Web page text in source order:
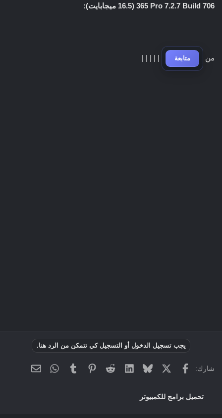
365 Pro 7.2.7 Build 706 (16.5 ميجابايت):
من متابعة |
|
|
|
|
يجب تسجيل الدخول أو التسجيل كي تتمكن من الرد هنا.
شارك: فيسبوك Bluesky
LinkedIn
Reddit
Pinterest
Tumblr
WhatsApp
البريد
تحميل برامج للكمبيوتر